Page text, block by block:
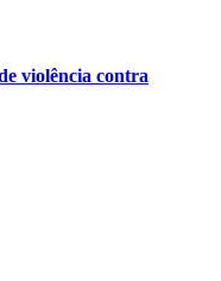
violência contra